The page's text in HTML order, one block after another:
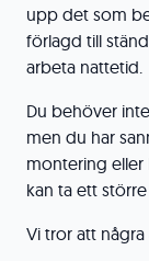
upp det som
förlagd till
arbeta nattetid.
Du behöver
men du har
montering eller
kan ta ett
Vi tror att